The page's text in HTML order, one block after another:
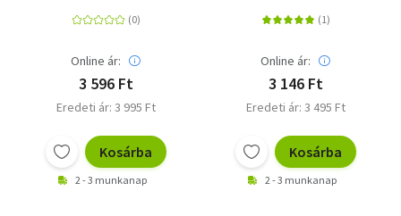
Online ár:
3 596 Ft
Eredeti ár: 3 995 Ft
Kosárba
2 - 3 munkanap
Online ár:
3 146 Ft
Eredeti ár: 3 495 Ft
Kosárba
2 - 3 munkanap